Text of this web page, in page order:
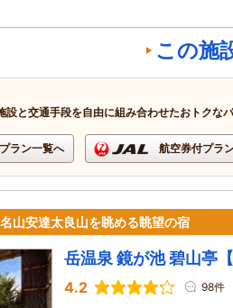
この施
設と交通手段を自由に組み合わせたおトクな
ラン一覧へ 航空券付プラ
山安達太良山を眺める眺望の宿
岳温泉 鏡が池 碧山亭
4.2 98件